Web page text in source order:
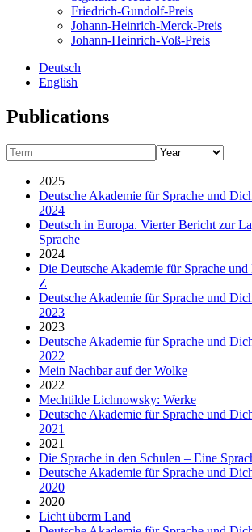
Friedrich-Gundolf-Preis
Johann-Heinrich-Merck-Preis
Johann-Heinrich-Voß-Preis
Deutsch
English
Publications
2025
Deutsche Akademie für Sprache und
2024
Deutsch in Europa. Vierter Bericht zur
Sprache
2024
Die Deutsche Akademie für Sprache
Z
Deutsche Akademie für Sprache und
2023
2023
Deutsche Akademie für Sprache und
2022
Mein Nachbar auf der Wolke
2022
Mechtilde Lichnowsky: Werke
Deutsche Akademie für Sprache und
2021
2021
Die Sprache in den Schulen – Eine
Deutsche Akademie für Sprache und
2020
2020
Licht überm Land